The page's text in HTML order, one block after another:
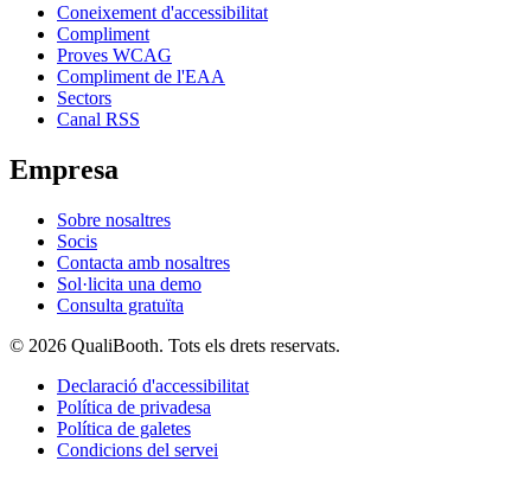
Coneixement d'accessibilitat
Compliment
Proves WCAG
Compliment de l'EAA
Sectors
Canal RSS
Empresa
Sobre nosaltres
Socis
Contacta amb nosaltres
Sol·licita una demo
Consulta gratuïta
© 2026 QualiBooth. Tots els drets reservats.
Declaració d'accessibilitat
Política de privadesa
Política de galetes
Condicions del servei